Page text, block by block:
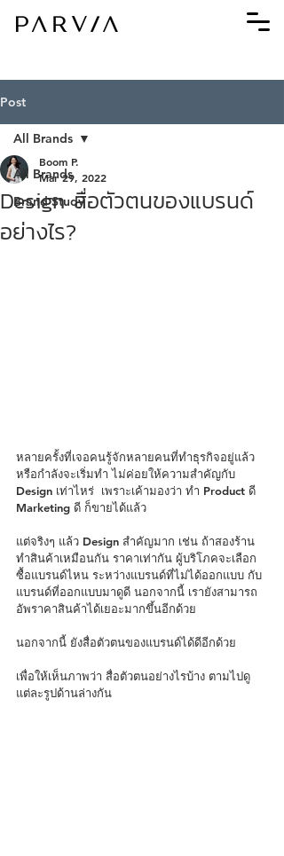
Post
All Brands
Brand Study
All Brands
Design สื่อตัวตนของแบรนด์
อย่างไร?
Boom P.
Mar 29, 2022
หลายครั้งที่เจอคนรู้จักหลายคนที่ทำธุรกิจอยู่แล้ว
หรือกำลังจะเริ่มทำ ไม่ค่อยให้ความสำคัญกับ
Design เท่าไหร่  เพราะเค้ามองว่า ทำ Product ดี
Marketing ดี ก็ขายได้แล้ว
แต่จริงๆ แล้ว Design สำคัญมาก เช่น ถ้าสองร้าน
ทำสินค้าเหมือนกัน ราคาเท่ากัน ผู้บริโภคจะเลือก
ซื้อแบรนด์ไหน ระหว่างแบรนด์ที่ไม่ได้ออกแบบ กับ
แบรนด์ที่ออกแบบมาดูดี นอกจากนี้ เรายังสามารถ
อัพราคาสินค้าได้เยอะมากขึ้นอีกด้วย
นอกจากนี้ ยังสื่อตัวตนของแบรนด์ได้ดีอีกด้วย
เพื่อให้เห็นภาพว่า สื่อตัวตนอย่างไรบ้าง ตามไปดู
แต่ละรูปด้านล่างกัน